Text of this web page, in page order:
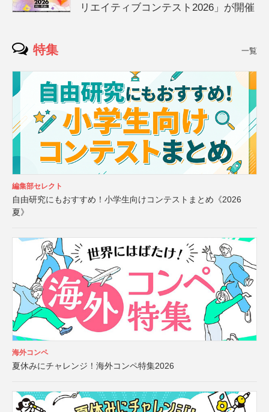
リエイティブコンテスト2026」が開催
特集 一覧
編集部セレクト
自由研究にもおすすめ！小学生向けコンテストまとめ《2026
夏》
海外コンペ
夏休みにチャレンジ！海外コンペ特集2026